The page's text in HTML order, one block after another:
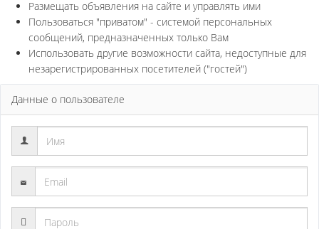
Размещать объявления на сайте и управлять ими
Пользоваться "приватом" - системой персональных
сообщений, предназначенных только Вам
Использовать другие возможности сайта, недоступные для
незарегистрированных посетителей ("гостей")
Данные о пользователе